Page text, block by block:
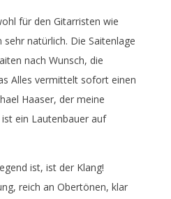
für den Gitarristen wie
natürlich. Die Saitenlage
nach Wunsch, die
Alles vermittelt sofort einen
Haaser, der meine
ein Lautenbauer auf
ist, ist der Klang!
reich an Obertönen, klar